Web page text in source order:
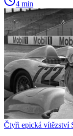
4 min
Čtyři epická vítězství